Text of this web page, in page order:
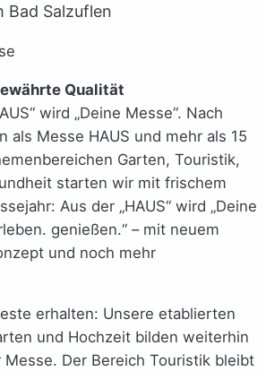
Bad Salzuflen
Qualität
wird „Deine Messe“. Nach
als Messe HAUS und mehr als 15
Garten, Touristik,
starten wir mit frischem
Aus der „HAUS“ wird „Deine
genießen.“ – mit neuem
und noch mehr
erhalten: Unsere etablierten
und Hochzeit bilden weiterhin
Der Bereich Touristik bleibt